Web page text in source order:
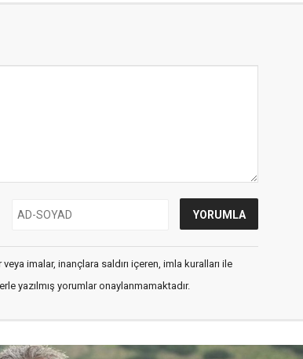
imalar, inançlara saldırı içeren, imla kuralları ile
yazılmış yorumlar onaylanmamaktadır.